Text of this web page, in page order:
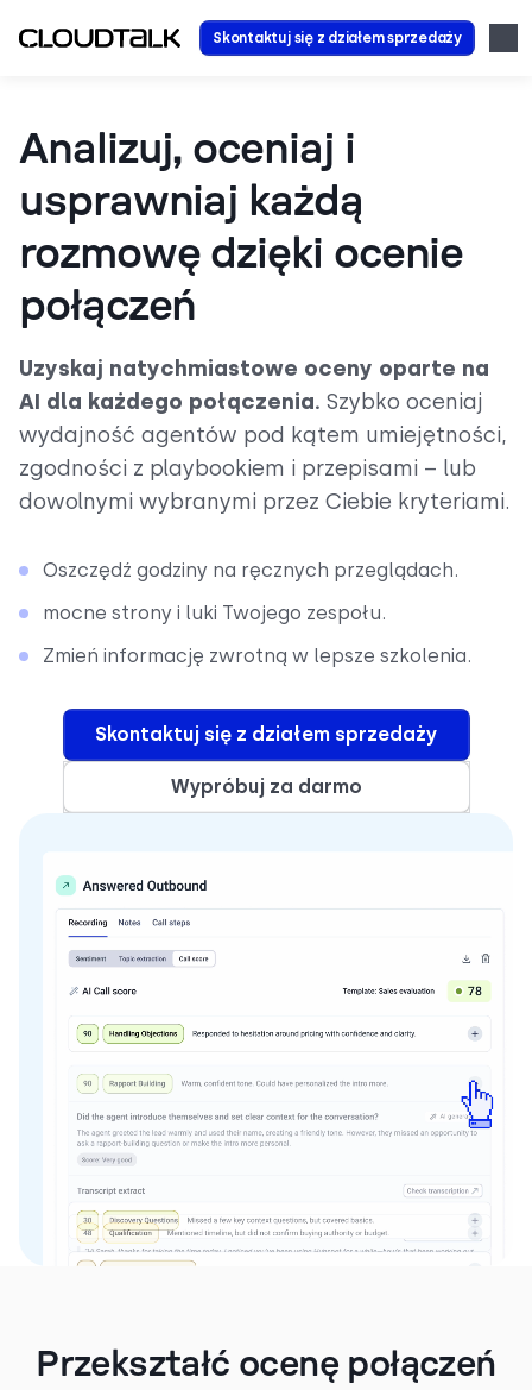
Skontaktuj się z działem sprzedaży
Analizuj, oceniaj i
usprawniaj każdą
rozmowę dzięki ocenie
połączeń
Uzyskaj natychmiastowe oceny oparte na
AI dla każdego połączenia. Szybko oceniaj
wydajność agentów pod kątem umiejętności,
zgodności z playbookiem i przepisami – lub
dowolnymi wybranymi przez Ciebie kryteriami.
Oszczędź godziny na ręcznych przeglądach.
mocne strony i luki Twojego zespołu.
Zmień informację zwrotną w lepsze szkolenia.
Skontaktuj się z działem sprzedaży
Wypróbuj za darmo
Przekształć ocenę połączeń